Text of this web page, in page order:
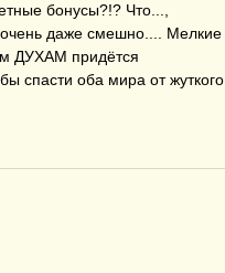
бонусы?!? Что...,
даже смешно.... Мелкие
ДУХАМ придётся
спасти оба мира от жуткого